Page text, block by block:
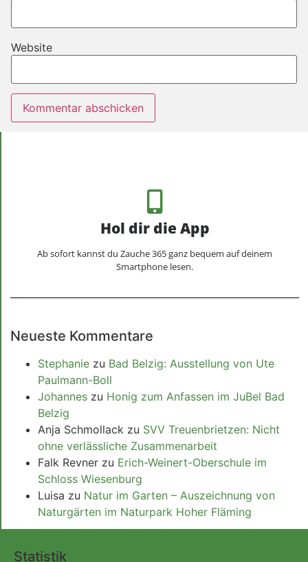
Website
Hol dir die App
Ab sofort kannst du Zauche 365 ganz bequem auf deinem
Smartphone lesen.
Neueste Kommentare
Stephanie zu Bad Belzig: Ausstellung von Ute
Paulmann-Boll
Johannes zu Honig zum Anfassen im JuBel Bad
Belzig
Anja Schmollack zu SVV Treuenbrietzen: Nicht
ohne verlässliche Zusammenarbeit
Falk Revner zu Erich-Weinert-Oberschule im
Schloss Wiesenburg
Luisa zu Natur im Garten – Auszeichnung von
Naturgärten im Naturpark Hoher Fläming
Statistik